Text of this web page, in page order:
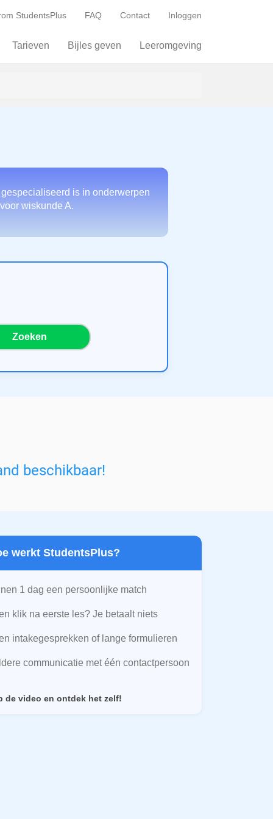
StudentsPlus FAQ Contact Inloggen
Tarieven Bijles geven Leeromgeving
is in onderwerpen
wiskunde A.
Zoeken
beschikbaar!
werkt StudentsPlus?
1 dag een persoonlijke match
klik na eerste les? Je betaalt niets
intakegesprekken of lange formulieren
communicatie met één contactpersoon
de video en ontdek het zelf!